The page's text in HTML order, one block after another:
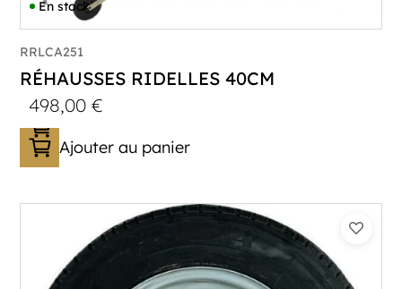
En stock
RRLCA251
RÉHAUSSES RIDELLES 40CM
498,00€
Ajouter au panier